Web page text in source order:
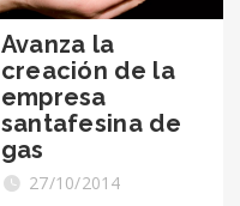
Avanza la
creación de la
empresa
santafesina de
gas
27/10/2014